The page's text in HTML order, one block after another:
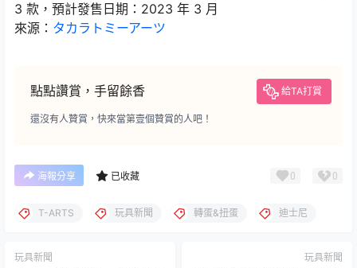
3 款，預計發售日期：2023 年 3 月
來源： タカラトミーアーツ
點點讚賞，手留餘香 給TA打賞
還沒有人贊賞，快來當第壹個贊賞的人吧！
海報分享 已收藏 0 0
T-ARTS 玩具新聞 轉蛋&扭蛋 迪士尼
玩具新聞 玩具新聞